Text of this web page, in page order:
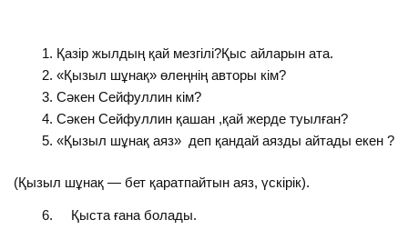
Қазір жылдың қай мезгілі?Қыс айларын ата.
«Қызыл шұнақ» өлеңнің авторы кім?
Сәкен Сейфуллин кім?
Сәкен Сейфуллин қашан ,қай жерде туылған?
«Қызыл шұнақ аяз» деп қандай аязды айтады екен ?
(Қызыл шұнақ — бет қаратпайтын аяз, үскірік).
Қыста ғана болады.